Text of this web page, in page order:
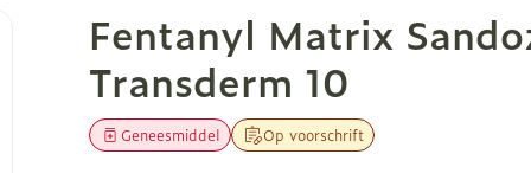
Pleist Transderm 10
Fentanyl Matrix
Transderm 10
Op voorschrift
Geneesmiddel